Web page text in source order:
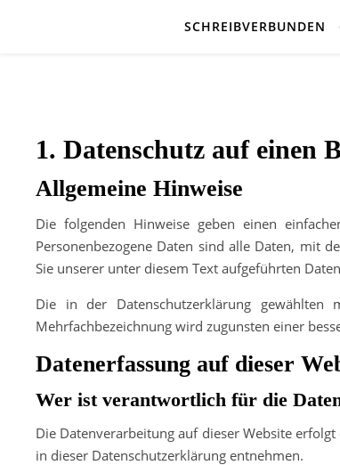
SCHREIBVERBUNDEN
1. Datenschutz auf einen
Allgemeine Hinweise
Die folgenden Hinweise geben einen
Personenbezogene Daten sind alle Daten, mit
Sie unserer unter diesem Text aufgeführten
Die in der Datenschutzerklärung
Mehrfachbezeichnung wird zugunsten einer
Datenerfassung auf dieser
Wer ist verantwortlich für die
Die Datenverarbeitung auf dieser Website
in dieser Datenschutzerklärung entnehmen.